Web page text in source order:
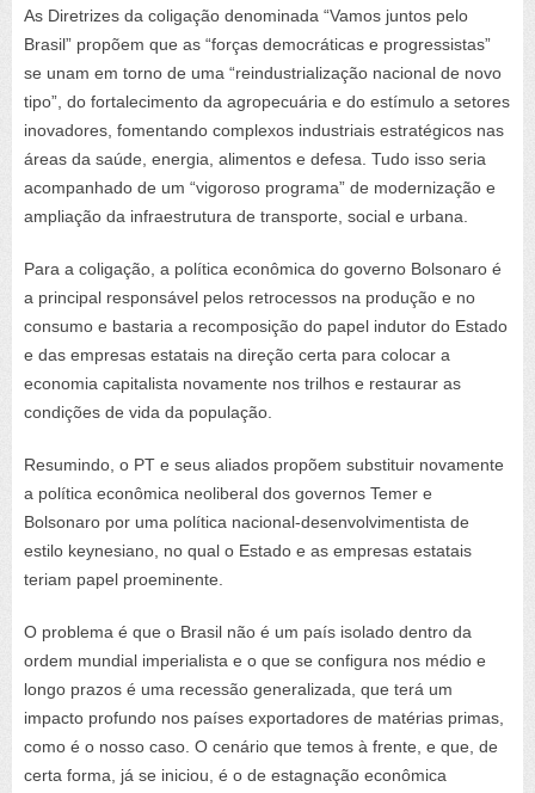
As Diretrizes da coligação denominada “Vamos juntos pelo
Brasil” propõem que as “forças democráticas e progressistas”
se unam em torno de uma “reindustrialização nacional de novo
tipo”, do fortalecimento da agropecuária e do estímulo a setores
inovadores, fomentando complexos industriais estratégicos nas
áreas da saúde, energia, alimentos e defesa. Tudo isso seria
acompanhado de um “vigoroso programa” de modernização e
ampliação da infraestrutura de transporte, social e urbana.
Para a coligação, a política econômica do governo Bolsonaro é
a principal responsável pelos retrocessos na produção e no
consumo e bastaria a recomposição do papel indutor do Estado
e das empresas estatais na direção certa para colocar a
economia capitalista novamente nos trilhos e restaurar as
condições de vida da população.
Resumindo, o PT e seus aliados propõem substituir novamente
a política econômica neoliberal dos governos Temer e
Bolsonaro por uma política nacional-desenvolvimentista de
estilo keynesiano, no qual o Estado e as empresas estatais
teriam papel proeminente.
O problema é que o Brasil não é um país isolado dentro da
ordem mundial imperialista e o que se configura nos médio e
longo prazos é uma recessão generalizada, que terá um
impacto profundo nos países exportadores de matérias primas,
como é o nosso caso. O cenário que temos à frente, e que, de
certa forma, já se iniciou, é o de estagnação econômica